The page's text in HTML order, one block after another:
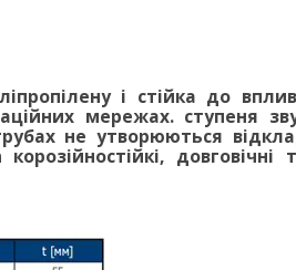
і стійка до
мережах. ступеня
не утворюються